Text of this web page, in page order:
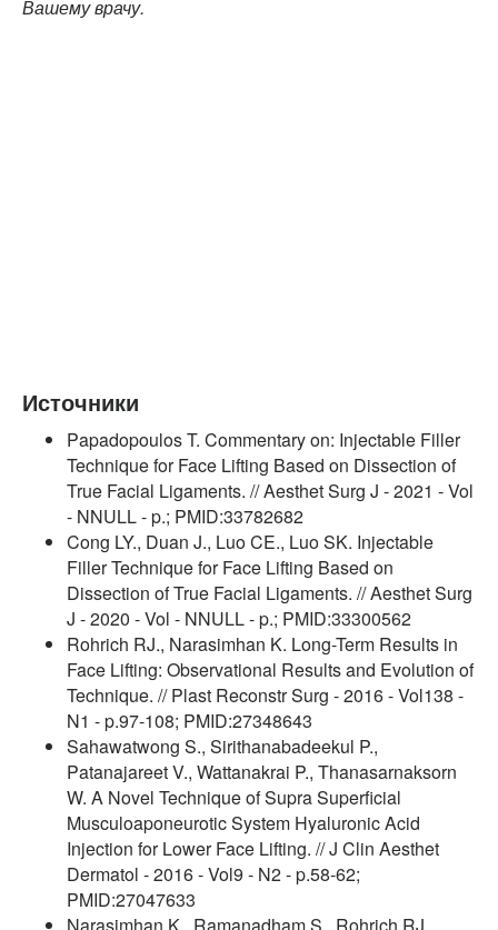
Вашему врачу.
Источники
Papadopoulos T. Commentary on: Injectable Filler
Technique for Face Lifting Based on Dissection of
True Facial Ligaments. // Aesthet Surg J - 2021 - Vol
- NNULL - p.; PMID:33782682
Cong LY., Duan J., Luo CE., Luo SK. Injectable
Filler Technique for Face Lifting Based on
Dissection of True Facial Ligaments. // Aesthet Surg
J - 2020 - Vol - NNULL - p.; PMID:33300562
Rohrich RJ., Narasimhan K. Long-Term Results in
Face Lifting: Observational Results and Evolution of
Technique. // Plast Reconstr Surg - 2016 - Vol138 -
N1 - p.97-108; PMID:27348643
Sahawatwong S., Sirithanabadeekul P.,
Patanajareet V., Wattanakrai P., Thanasarnaksorn
W. A Novel Technique of Supra Superficial
Musculoaponeurotic System Hyaluronic Acid
Injection for Lower Face Lifting. // J Clin Aesthet
Dermatol - 2016 - Vol9 - N2 - p.58-62;
PMID:27047633
Narasimhan K., Ramanadham S., Rohrich RJ.